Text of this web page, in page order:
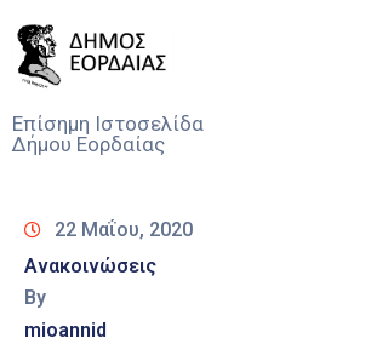
Επίσημη Ιστοσελίδα
Δήμου Εορδαίας
Νέα
Υπηρεσίες
Του
22 Μαΐου, 2020
Ανακοινώσεις
By
mioannid